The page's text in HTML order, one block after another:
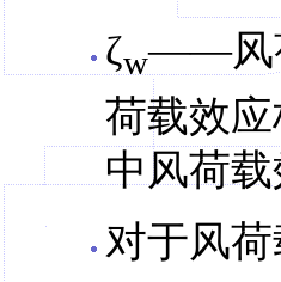
ζw——风
荷载效
中风荷
对于风